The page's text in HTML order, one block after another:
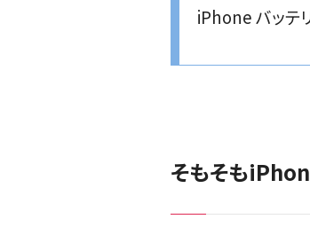
iPhone バッテ
そもそも